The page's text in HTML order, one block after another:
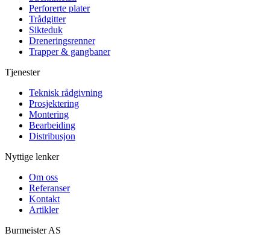
Perforerte plater
Trådgitter
Sikteduk
Dreneringsrenner
Trapper & gangbaner
Tjenester
Teknisk rådgivning
Prosjektering
Montering
Bearbeiding
Distribusjon
Nyttige lenker
Om oss
Referanser
Kontakt
Artikler
BurmeisterAS